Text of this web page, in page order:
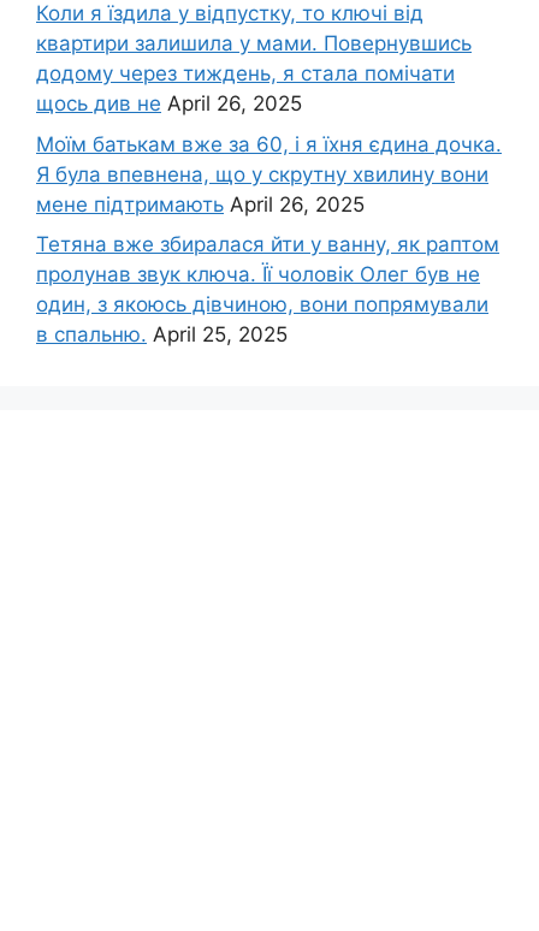
Коли я їздила у відпустку, то ключі від
квартири залишила у мами. Повернувшись
додому через тиждень, я стала помічати
щось див не April 26, 2025
Моїм батькам вже за 60, і я їхня єдина дочка.
Я була впевнена, що у скрутну хвилину вони
мене підтримають April 26, 2025
Тетяна вже збиралася йти у ванну, як раптом
пролунав звук ключа. Її чоловік Олег був не
один, з якоюсь дівчиною, вони попрямували
в спальню. April 25, 2025